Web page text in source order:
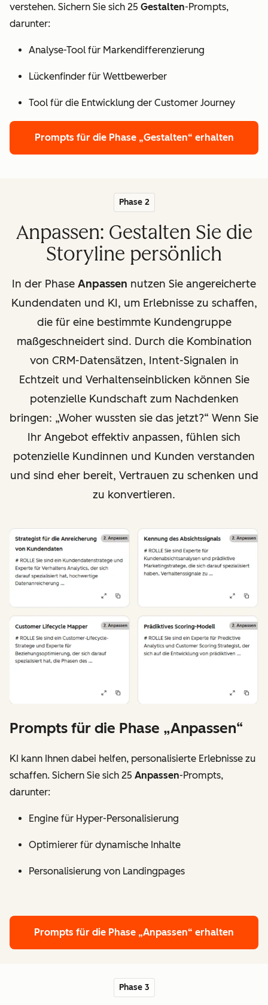
verstehen. Sichern Sie sich 25 Gestalten-Prompts,
darunter:
Analyse-Tool für Markendifferenzierung
Lückenfinder für Wettbewerber
Tool für die Entwicklung der Customer Journey
Prompts für die Phase „Gestalten“ erhalten
Phase 2
Anpassen: Gestalten Sie die
Storyline persönlich
In der Phase Anpassen nutzen Sie angereicherte
Kundendaten und KI, um Erlebnisse zu schaffen,
die für eine bestimmte Kundengruppe
maßgeschneidert sind. Durch die Kombination
von CRM-Datensätzen, Intent-Signalen in
Echtzeit und Verhaltenseinblicken können Sie
potenzielle Kundschaft zum Nachdenken
bringen: „Woher wussten sie das jetzt?“ Wenn Sie
Ihr Angebot effektiv anpassen, fühlen sich
potenzielle Kundinnen und Kunden verstanden
und sind eher bereit, Vertrauen zu schenken und
zu konvertieren.
Prompts für die Phase „Anpassen“
KI kann Ihnen dabei helfen, personalisierte Erlebnisse zu
schaffen. Sichern Sie sich 25 Anpassen-Prompts,
darunter:
Engine für Hyper-Personalisierung
Optimierer für dynamische Inhalte
Personalisierung von Landingpages
Prompts für die Phase „Anpassen“ erhalten
Phase 3